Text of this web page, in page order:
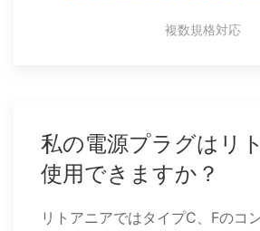
複数規格対応
私の電源プラグはリ
使用できますか？
リトアニアではタイプC、Fのコ